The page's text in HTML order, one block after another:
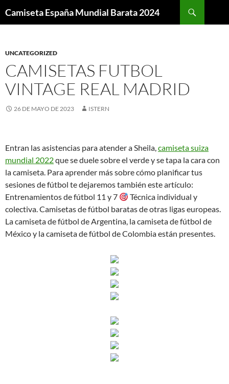
Camiseta España Mundial Barata 2024
UNCATEGORIZED
CAMISETAS FUTBOL
VINTAGE REAL MADRID
26 DE MAYO DE 2023 ISTERN
Entran las asistencias para atender a Sheila,camiseta suiza
mundial 2022que se duele sobre el verde y se tapa la cara con
la camiseta. Para aprender más sobre cómo planificar tus
sesiones de fútbol te dejaremos también este artículo:
Entrenamientos de fútbol 11 y 7
Técnica individual y
colectiva. Camisetas de fútbol baratas de otras ligas europeas.
La camiseta de fútbol de Argentina, la camiseta de fútbol de
México y la camiseta de fútbol de Colombia están presentes.